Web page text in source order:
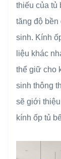
thiếu của tủ
tăng độ bền
sinh. Kính
liệu khác
thể giữ cho
sinh thông
sẽ giới
kính ốp tủ